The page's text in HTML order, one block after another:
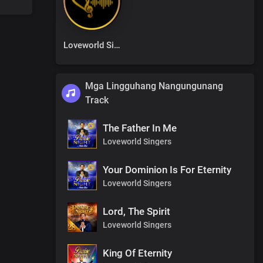
Loveworld Singers
Mga Lingguhang Nangungunang
Track
The Father In Me
Loveworld Singers
Your Dominion Is For Eternity
Loveworld Singers
Lord, The Spirit
Loveworld Singers
King Of Eternity